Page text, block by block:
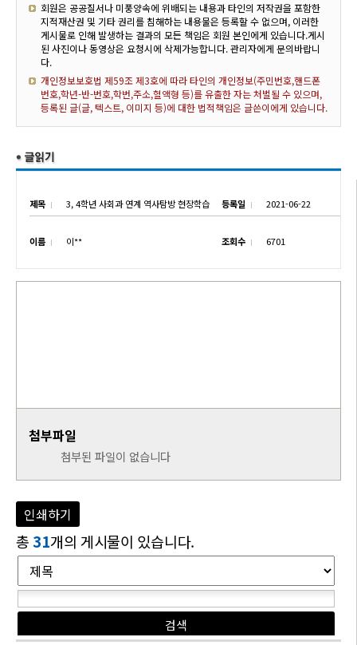
회원은 공공질서나 미풍양속에 위배되는 내용과 타인의 저작권을 포함한
지적재산권 및 기타 권리를 침해하는 내용물은 등록할 수 없으며, 이러한
게시물로 인해 발생하는 결과의 모든 책임은 회원 본인에게 있습니다.게시
된 사진이나 동영상은 요청시에 삭제가능합니다. 관리자에게 문의바랍니
다.
개인정보보호법 제59조 제3호에 따라 타인의 개인정보(주민번호,핸드폰
번호,학년-반-번호,학번,주소,혈액형 등)를 유출한 자는 처벌될 수 있으며,
등록된 글(글, 텍스트, 이미지 등)에 대한 법적책임은 글쓴이에게 있습니다.
제목 3, 4학년 사회과 연계 역사탐방 현장학습 등록일 2021-06-22
이름 이** 조회수 6701
첨부파일
첨부된 파일이 없습니다
인쇄하기
총 31개의 게시물이 있습니다.